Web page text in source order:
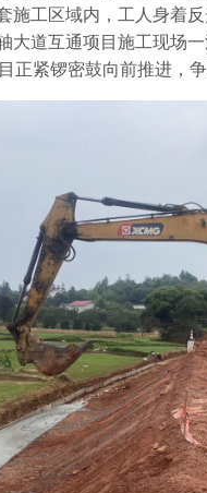
施工区域内，工人身着
道互通项目施工现场
紧锣密鼓向前推进，争